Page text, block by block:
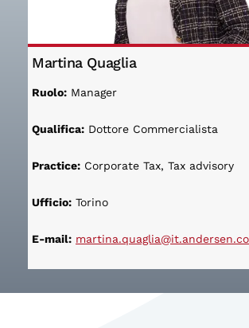
Martina Quaglia
Ruolo: Manager
Qualifica: Dottore Commercialista
Practice: Corporate Tax, Tax advisory
Ufficio: Torino
E-mail: